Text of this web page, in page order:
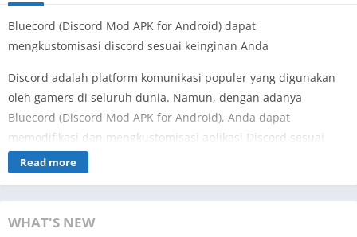
Bluecord (Discord Mod APK for Android) dapat
mengkustomisasi discord sesuai keinginan Anda
Discord adalah platform komunikasi populer yang digunakan
oleh gamers di seluruh dunia. Namun, dengan adanya
Bluecord (Discord Mod APK for Android), Anda dapat
memodifikasi dan mengkustomisasi aplikasi Discord sesuai
keinginan Anda. Dalam artikel ini, kami akan membahas
beberapa keuntungan utama dari modifikasi ini.
kemampuannya untuk mengkustomisasi tampilan Discord.
Read more
WHAT'S NEW